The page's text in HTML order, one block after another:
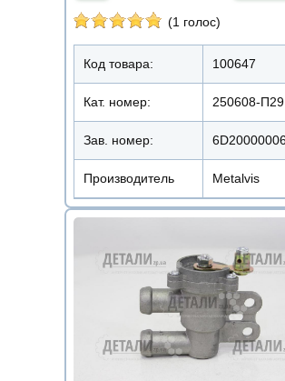
(1 голос)
Код товара: 100647
Кат. номер: 250608-П29
Зав. номер:
Производитель Metalvis